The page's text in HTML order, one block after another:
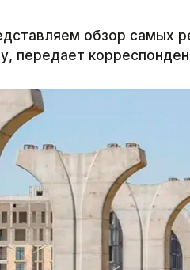
обзор самых
передает